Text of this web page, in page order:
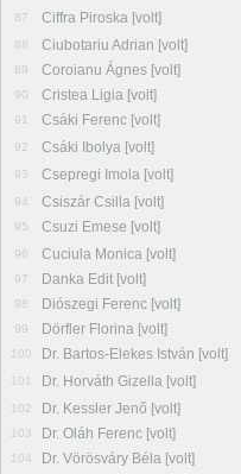
87 Ciffra Piroska [volt]
88 Ciubotariu Adrian [volt]
89 Coroianu Ágnes [volt]
90 Cristea Ligia [volt]
91 Csáki Ferenc [volt]
92 Csáki Ibolya [volt]
93 Csepregi Imola [volt]
94 Csiszár Csilla [volt]
95 Csuzi Emese [volt]
96 Cuciula Monica [volt]
97 Danka Edit [volt]
98 Diószegi Ferenc [volt]
99 Dörfler Florina [volt]
100 Dr. Bartos-Elekes István [volt]
101 Dr. Horváth Gizella [volt]
102 Dr. Kessler Jenő [volt]
103 Dr. Oláh Ferenc [volt]
104 Dr. Vörösváry Béla [volt]